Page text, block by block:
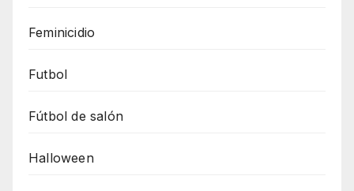
Feminicidio
Futbol
Fútbol de salón
Halloween